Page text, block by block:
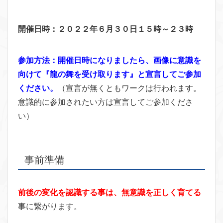
開催日時：２０２２年６月３０日１５時～２３時
参加方法：開催日時になりましたら、画像に意識を
向けて『龍の舞を受け取ります』と宣言してご参加
ください。
（宣言が無くともワークは行われます。
意識的に参加されたい方は宣言してご参加くださ
い）
事前準備
前後の変化を認識する事は、無意識を正しく育てる
事に繋がります。